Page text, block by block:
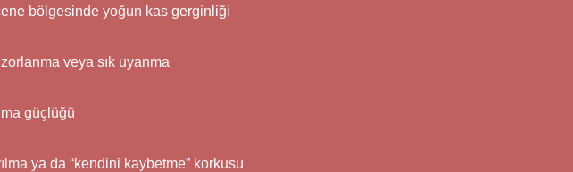
bölgesinde yoğun kas gerginliği
veya sık uyanma
güçlüğü
ya da “kendini kaybetme” korkusu